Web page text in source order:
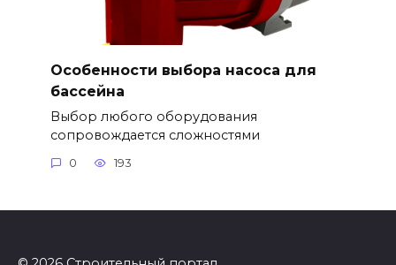
Особенности выбора насоса для
бассейна
Выбор любого оборудования
сопровождается сложностями
0 193